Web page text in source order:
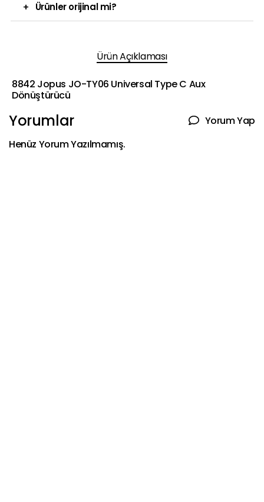
+ Ürünler orijinal mi?
Ürün Açıklaması
8842 Jopus JO-TY06 Universal Type C Aux
Dönüştürücü
Yorumlar
Yorum Yap
Henüz Yorum Yazılmamış.